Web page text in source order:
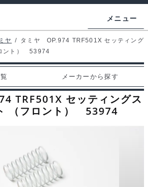
メニュー
ヤ / タミヤ OP.974 TRF501X セッティング
ント） 53974
メーカーから探す
TRF501X セッティングス
（フロント） 53974